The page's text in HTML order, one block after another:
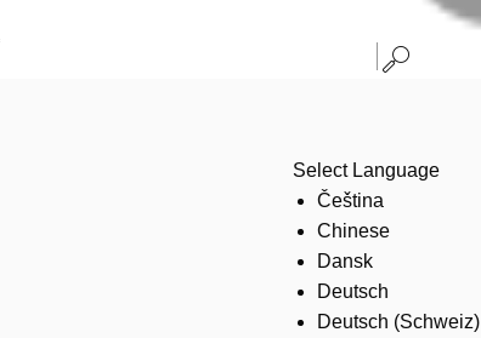
Select Language
Čeština
Chinese
Dansk
Deutsch
Deutsch (Schweiz)